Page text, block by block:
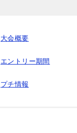
大会概要
エントリー期間
プチ情報